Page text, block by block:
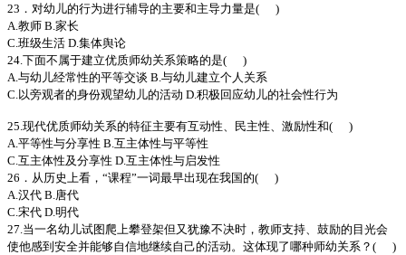
23．对幼儿的行为进行辅导的主要和主导力量是( )
A.教师 B.家长
C.班级生活 D.集体舆论
24.下面不属于建立优质师幼关系策略的是( )
A.与幼儿经常性的平等交谈 B.与幼儿建立个人关系
C.以旁观者的身份观望幼儿的活动 D.积极回应幼儿的社会性行为
25.现代优质师幼关系的特征主要有互动性、民主性、激励性和( )
A.平等性与分享性 B.互主体性与平等性
C.互主体性及分享性 D.互主体性与启发性
26．从历史上看，“课程”一词最早出现在我国的( )
A.汉代 B.唐代
C.宋代 D.明代
27.当一名幼儿试图爬上攀登架但又犹豫不决时，教师支持、鼓励的目光会
使他感到安全并能够自信地继续自己的活动。这体现了哪种师幼关系？( )